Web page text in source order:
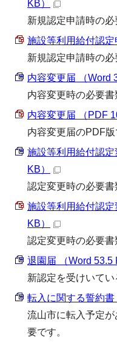
KB）
新規認定申請時の
施設等利用給付認定
新規認定申請時の
内容変更届 （Word
内容変更時の必要書
内容変更届 （PDF
内容変更届のPDF版
施設等利用給付認
KB）
認定変更時の必要書
施設等利用給付認
KB）
認定変更時の必要
退園届 （Word 53.5
新認定を受けいてい
転入に関する誓約書
流山市に転入予定
要です。